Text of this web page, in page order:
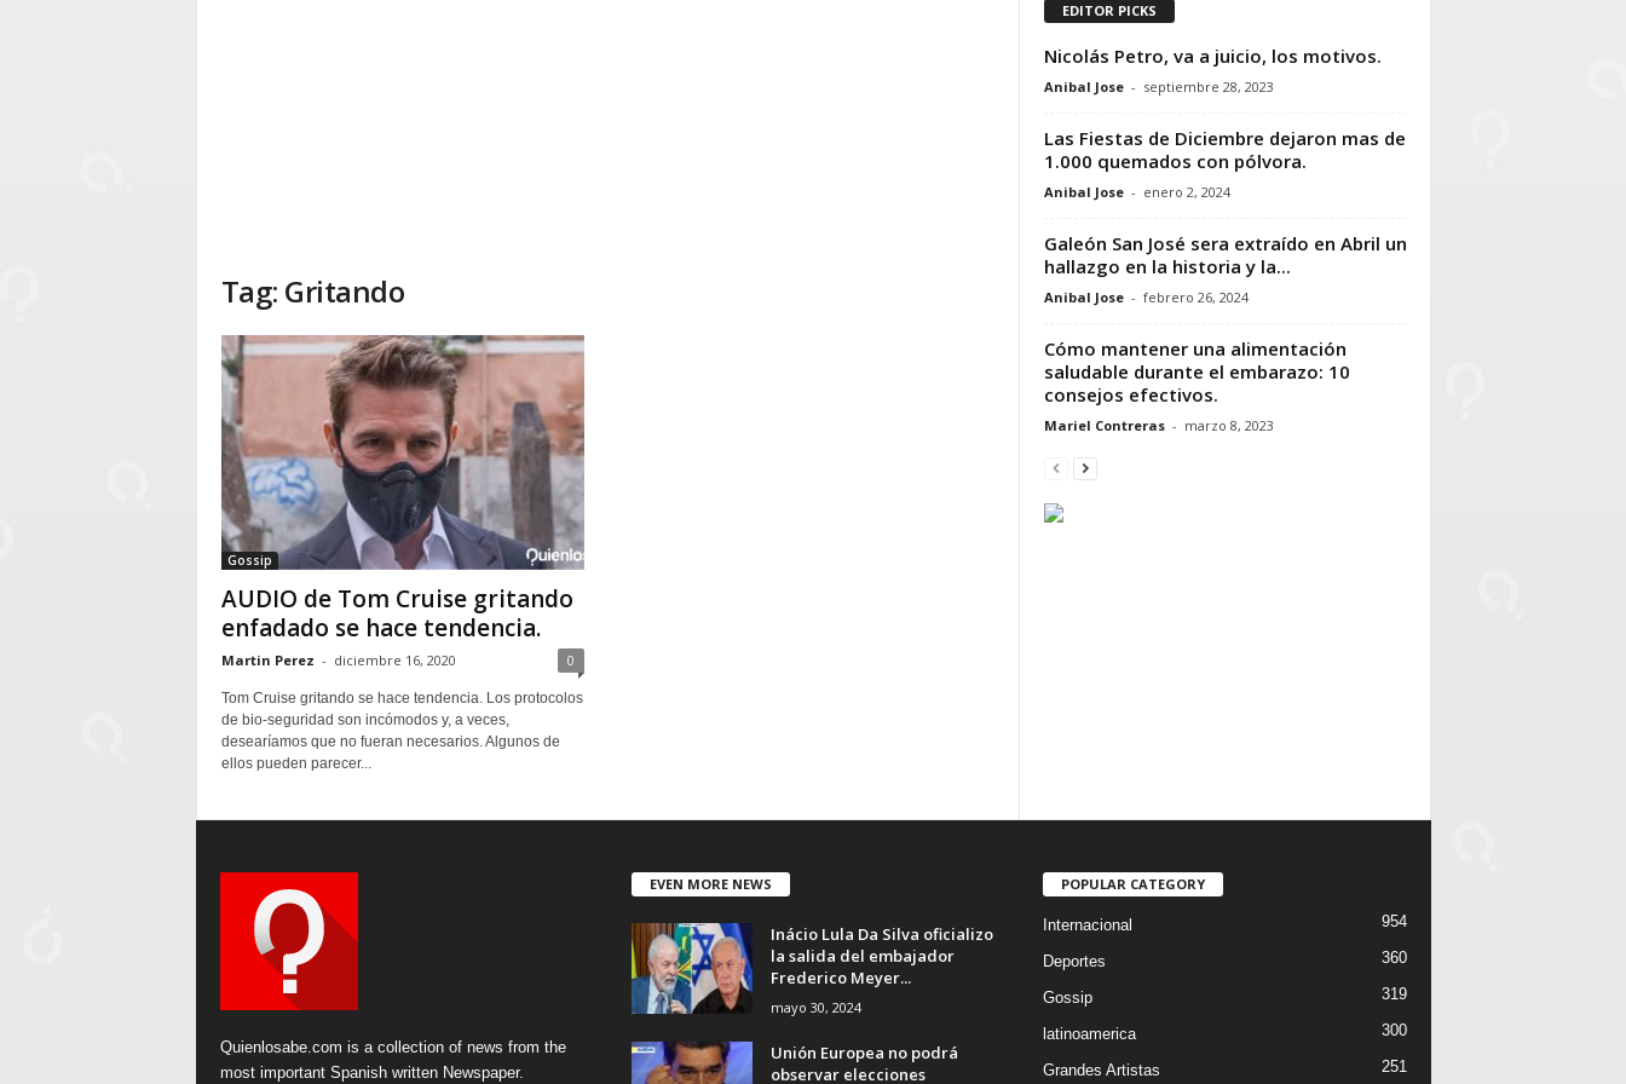
Tag: Gritando
Gossip
AUDIO de Tom Cruise gritando
enfadado se hace tendencia.
Martin Perez - diciembre 16, 2020 0
Tom Cruise gritando se hace tendencia. Los protocolos
de bio-seguridad son incómodos y, a veces,
desearíamos que no fueran necesarios. Algunos de
ellos pueden parecer...
EDITOR PICKS
Nicolás Petro, va a juicio, los motivos.
Anibal Jose - septiembre 28, 2023
Las Fiestas de Diciembre dejaron mas de
1.000 quemados con pólvora.
Anibal Jose - enero 2, 2024
Galeón San José sera extraído en Abril un
hallazgo en la historia y la...
Anibal Jose - febrero 26, 2024
Cómo mantener una alimentación
saludable durante el embarazo: 10
consejos efectivos.
Mariel Contreras - marzo 8, 2023
Quienlosabe.com is a collection of news from the
most important Spanish written Newspaper.
EVEN MORE NEWS
Inácio Lula Da Silva oficializo
la salida del embajador
Frederico Meyer...
mayo 30, 2024
Unión Europea no podrá
observar elecciones
POPULAR CATEGORY
Internacional 954
Deportes 360
Gossip 319
latinoamerica 300
Grandes Artistas 251